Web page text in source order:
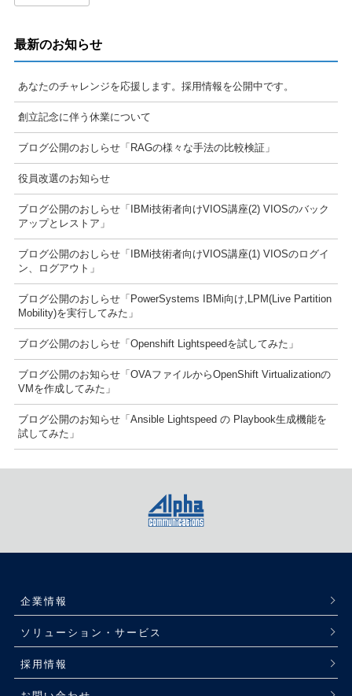
最新のお知らせ
あなたのチャレンジを応援します。採用情報を公開中です。
創立記念に伴う休業について
ブログ公開のおしらせ「RAGの様々な手法の比較検証」
役員改選のお知らせ
ブログ公開のおしらせ「IBMi技術者向けVIOS講座(2) VIOSのバック
アップとレストア」
ブログ公開のおしらせ「IBMi技術者向けVIOS講座(1) VIOSのログイ
ン、ログアウト」
ブログ公開のおしらせ「PowerSystems IBMi向け,LPM(Live Partition
Mobility)を実行してみた」
ブログ公開のおしらせ「Openshift Lightspeedを試してみた」
ブログ公開のお知らせ「OVAファイルからOpenShift Virtualizationの
VMを作成してみた」
ブログ公開のお知らせ「Ansible Lightspeed の Playbook生成機能を
試してみた」
企業情報
ソリューション・サービス
採用情報